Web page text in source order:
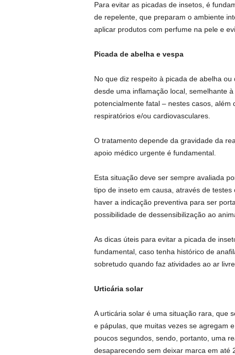
Para evitar as picadas de insetos, é
de repelente, que preparam o ambiente
aplicar produtos com perfume na pele e
Picada de abelha e vespa
No que diz respeito à picada de abelha
desde uma inflamação local, semelhante
potencialmente fatal – nestes casos,
respiratórios e/ou cardiovasculares.
O tratamento depende da gravidade da
apoio médico urgente é fundamental.
Esta situação deve ser sempre avaliada
tipo de inseto em causa, através de
haver a indicação preventiva para ser
possibilidade de dessensibilização ao
As dicas úteis para evitar a picada de
fundamental, caso tenha histórico de
sobretudo quando faz atividades ao ar
Urticária solar
A urticária solar é uma situação rara, que
e pápulas, que muitas vezes se agregam
poucos segundos, sendo, portanto, uma
desaparecendo sem deixar marca em até